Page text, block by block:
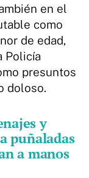
en el
como
de edad,
Policía
presuntos
doloso.
y
puñaladas
a manos